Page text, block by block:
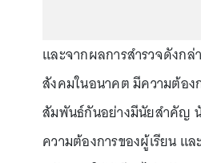
และจากผลการสำรวจดังกล่
สังคมในอนาคต มีความต้อ
สัมพันธ์กันอย่างมีนัยสำคัญ
ความต้องการของผู้เรียน แ